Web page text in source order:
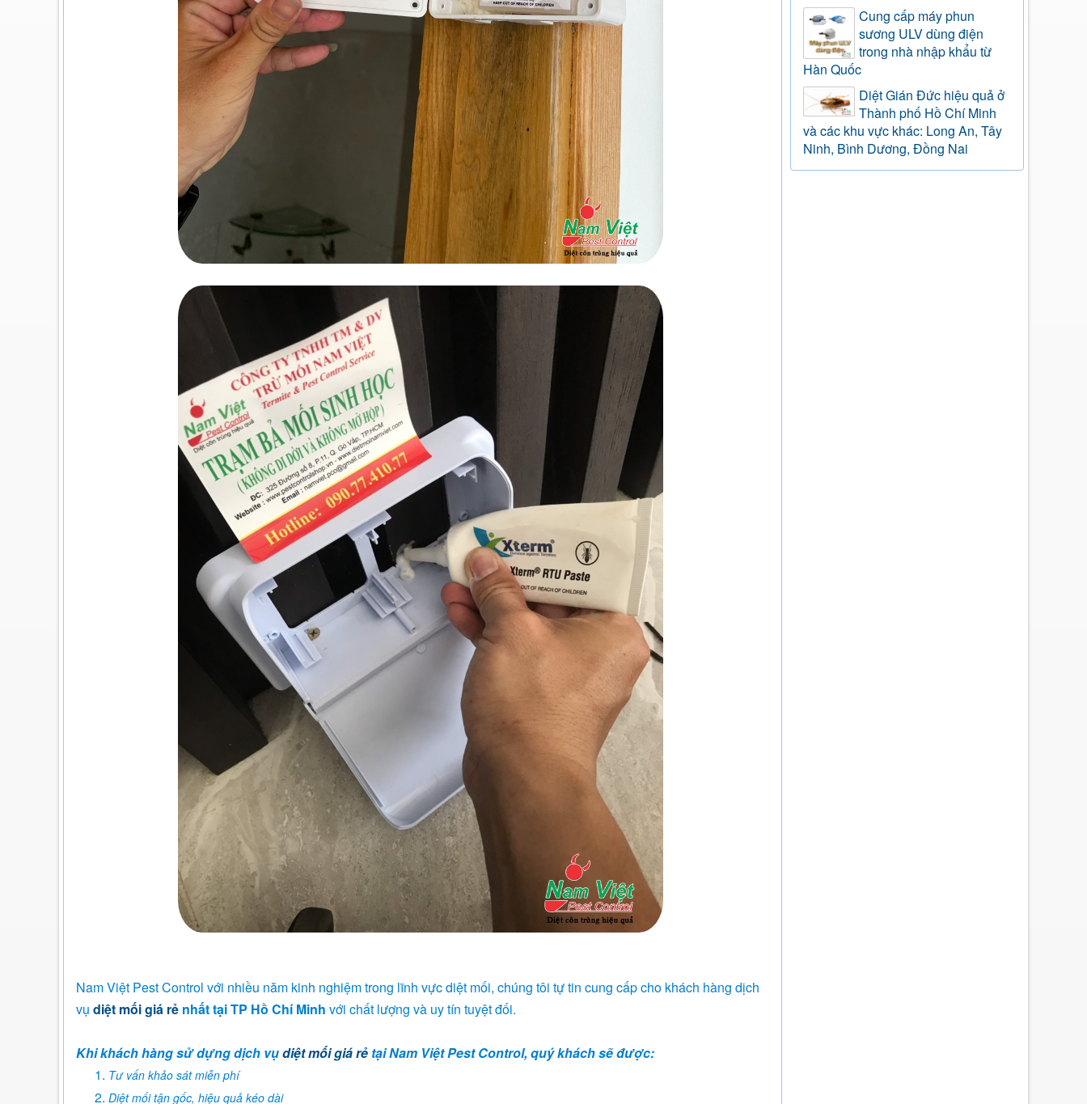
Nam Việt Pest Control với nhiều năm kinh nghiệm trong lĩnh vực diệt mối, chúng tôi tự tin cung cấp cho khách hàng dịch
vụ diệt mối giá rẻ nhất tại TP Hồ Chí Minh với chất lượng và uy tín tuyệt đối.
Khi khách hàng sử dựng dịch vụdiệt mối giá rẻ tại Nam Việt Pest Control, quý khách sẽ được:
Tư vấn khảo sát miễn phí
Diệt mối tận gốc, hiệu quả kéo dài
Cung cấp máy phun
sương ULV dùng điện
trong nhà nhập khẩu từ
Hàn Quốc
Diệt Gián Đức hiệu quả ở
Thành phố Hồ Chí Minh
và các khu vực khác: Long An, Tây
Ninh, Bình Dương, Đồng Nai